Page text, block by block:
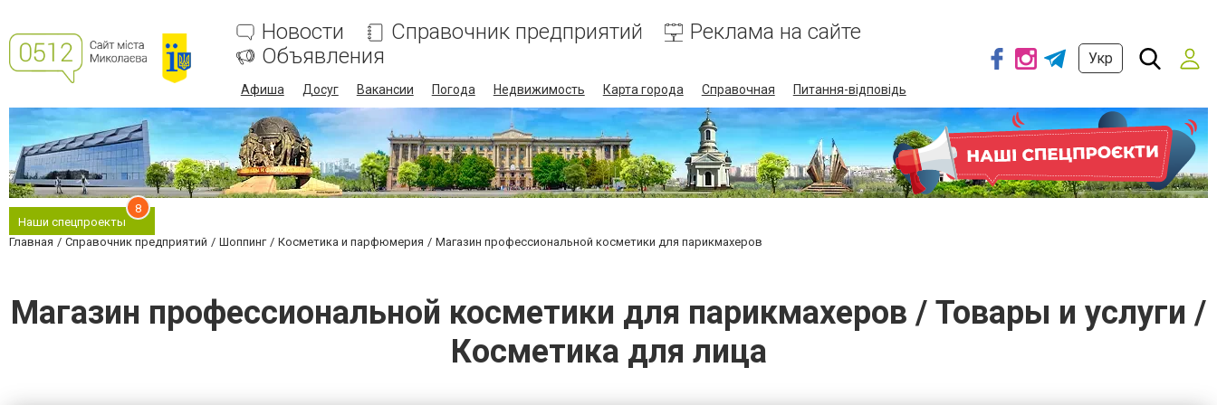
Новости Справочник предприятий
Реклама на сайте
Объявления
Афиша Досуг Вакансии Погода Недвижимость Карта города Справочная Питання-відповідь
Укр
Наши спецпроекты
8
Главная Справочник предприятий Шоппинг Косметика и парфюмерия Магазин профессиональной косметики для парикмахеров
Магазин профессиональной косметики для парикмахеров / Товары и услуги /
Косметика для лица